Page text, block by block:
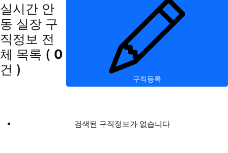
실시간 안
동 실장 구
직정보 전
체 목록 ( 0
건 )
구직등록
검색된 구직정보가 없습니다